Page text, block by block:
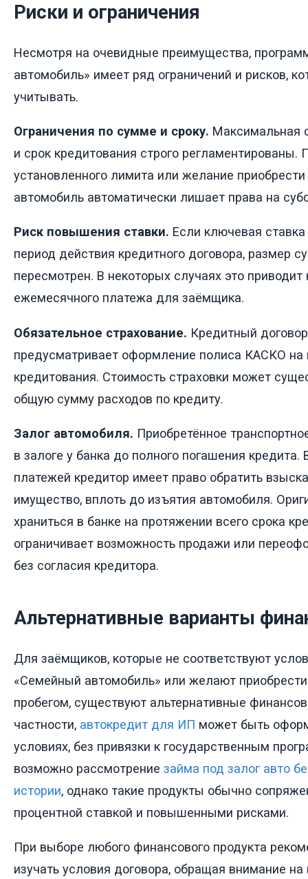
Риски и ограничения
Несмотря на очевидные преимущества,
автомобиль» имеет ряд ограничений и рисков,
учитывать.
Ограничения по сумме и сроку. Максимальная
и срок кредитования строго
установленного лимита или желание
автомобиль автоматически лишает права на
Риск повышения ставки. Если ключевая
период действия кредитного договора, размер
пересмотрен. В некоторых случаях это
ежемесячного платежа для заёмщика.
Обязательное страхование. Кредитный
предусматривает оформление полиса КАСКО на
кредитования. Стоимость страховки может
общую сумму расходов по кредиту.
Залог автомобиля. Приобретённое
в залоге у банка до полного погашения кредита.
платежей кредитор имеет право обратить
имущество, вплоть до изъятия автомобиля.
храниться в банке на протяжении всего срока
ограничивает возможность продажи или
без согласия кредитора.
Альтернативные варианты
Для заёмщиков, которые не соответствуют
«Семейный автомобиль» или желают
пробегом, существуют альтернативные
частности, автокредит для ИП может быть
условиях, без привязки к государственным
возможно рассмотрение займа под залог авто
истории, однако такие продукты обычно
процентной ставкой и повышенными рисками.
При выборе любого финансового продукта
изучать условия договора, обращая внимание